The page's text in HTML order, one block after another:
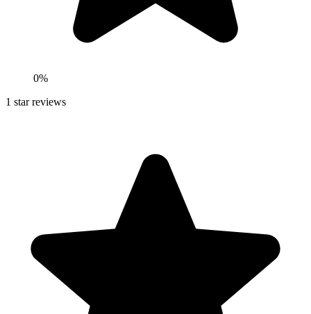
0%
1 star reviews